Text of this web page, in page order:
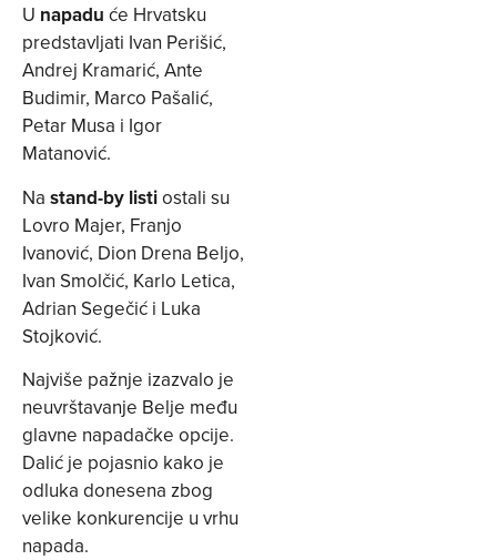
U napadu će Hrvatsku
predstavljati Ivan Perišić,
Andrej Kramarić, Ante
Budimir, Marco Pašalić,
Petar Musa i Igor
Matanović.
Na stand-by listiostali su
Lovro Majer, Franjo
Ivanović, Dion Drena Beljo,
Ivan Smolčić, Karlo Letica,
Adrian Segečić i Luka
Stojković.
Najviše pažnje izazvalo je
neuvrštavanje Belje među
glavne napadačke opcije.
Dalić je pojasnio kako je
odluka donesena zbog
velike konkurencije u vrhu
napada.